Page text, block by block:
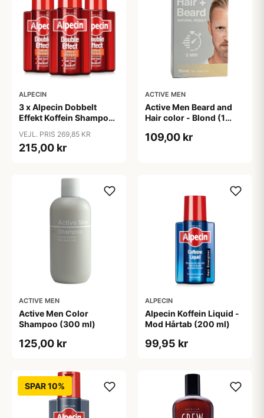
ALPECIN
3 x Alpecin Dobbelt
Effekt Koffein Shampoo
VEJL. PRIS 269,85 KR
215,00 kr
ACTIVE MEN
Active Men Beard and
Hair color - Blond (1
109,00 kr
ACTIVE MEN
Active Men Color
Shampoo (300 ml)
125,00 kr
ALPECIN
Alpecin Koffein Liquid -
Mod Hårtab (200 ml)
99,95 kr
SPAR 10%